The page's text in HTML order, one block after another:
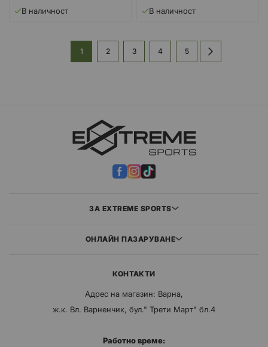
В наличност В наличност
В1 Страница
2 Страница
3 Страница
4 Страница
5
ЗА EXTREME SPORTS
ОНЛАЙН ПАЗАРУВАНЕ
КОНТАКТИ
Адрес на магазин: Варна,
ж.к. Вл. Варненчик, бул." Трети Март" бл.4
Работно време: